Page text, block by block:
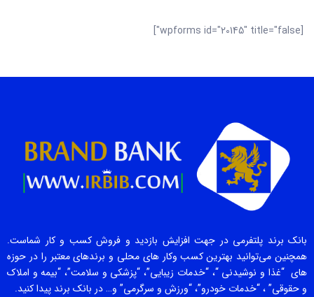
[wpforms id="20145" title="false"]
بانک برند پلتفرمی در جهت افزایش بازدید و فروش کسب و کار شماست.
همچنین می‌توانید بهترین کسب وکار های محلی و برندهای معتبر را در حوزه
های “غذا و نوشیدنی “، “خدمات زیبایی”، “پزشکی و سلامت”، “بیمه و املاک
و حقوقی” ، “خدمات خودرو”، “ورزش و سرگرمی” و… در بانک برند پیدا کنید.